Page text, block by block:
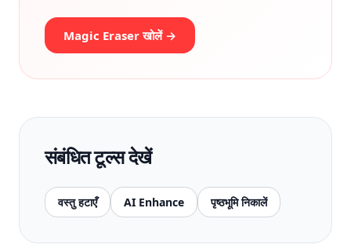
Magic Eraser खोलें →
संबंधित टूल्स देखें
वस्तु हटाएँ AI Enhance पृष्ठभूमि निकालें